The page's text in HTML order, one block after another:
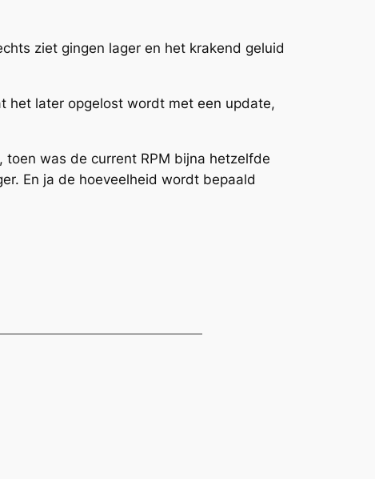
ziet gingen lager en het krakend geluid
het later opgelost wordt met een update,
was de current RPM bijna hetzelfde
En ja de hoeveelheid wordt bepaald